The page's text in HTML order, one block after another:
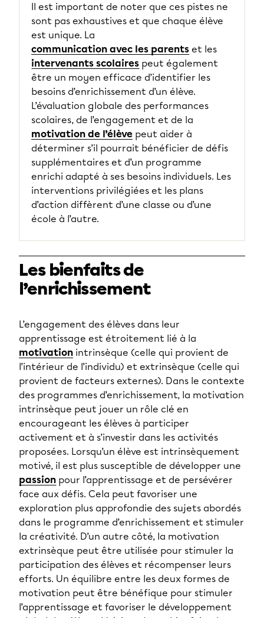
Il est important de noter que ces pistes ne
sont pas exhaustives et que chaque élève
est unique. La
communication avec les parents et les
intervenants scolaires peut également
être un moyen efficace d’identifier les
besoins d’enrichissement d’un élève.
L’évaluation globale des performances
scolaires, de l’engagement et de la
motivation de l’élève peut aider à
déterminer s’il pourrait bénéficier de défis
supplémentaires et d’un programme
enrichi adapté à ses besoins individuels. Les
interventions privilégiées et les plans
d’action diffèrent d’une classe ou d’une
école à l’autre.
Les bienfaits de
l’enrichissement
L’engagement des élèves dans leur
apprentissage est étroitement lié à la
motivation intrinsèque (celle qui provient de
l’intérieur de l’individu) et extrinsèque (celle qui
provient de facteurs externes). Dans le contexte
des programmes d’enrichissement, la motivation
intrinsèque peut jouer un rôle clé en
encourageant les élèves à participer
activement et à s’investir dans les activités
proposées. Lorsqu’un élève est intrinsèquement
motivé, il est plus susceptible de développer une
passion pour l’apprentissage et de persévérer
face aux défis. Cela peut favoriser une
exploration plus approfondie des sujets abordés
dans le programme d’enrichissement et stimuler
la créativité. D’un autre côté, la motivation
extrinsèque peut être utilisée pour stimuler la
participation des élèves et récompenser leurs
efforts. Un équilibre entre les deux formes de
motivation peut être bénéfique pour stimuler
l’apprentissage et favoriser le développement